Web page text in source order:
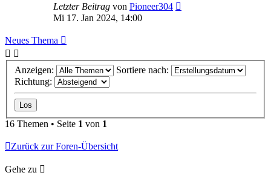
Letzter Beitrag von Pioneer304
Mi 17. Jan 2024, 14:00
Neues Thema
Anzeigen:
Sortiere nach:
Richtung:
16 Themen • Seite 1 von 1
Zurück zur Foren-Übersicht
Gehe zu